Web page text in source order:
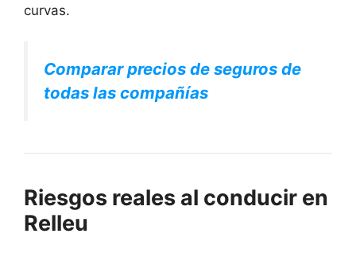
curvas.
Comparar precios de seguros de
todas las compañías
Riesgos reales al conducir en
Relleu